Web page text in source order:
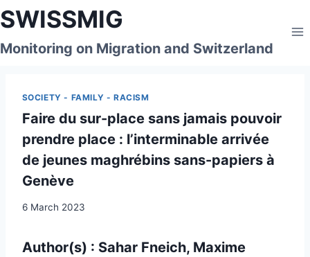
Skip
to
content
SWISSMIG
Monitoring on Migration and Switzerland
SOCIETY - FAMILY - RACISM
Faire du sur-place sans jamais pouvoir
prendre place : l’interminable arrivée
de jeunes maghrébins sans-papiers à
Genève
6 March 2023
Author(s) : Sahar Fneich, Maxime